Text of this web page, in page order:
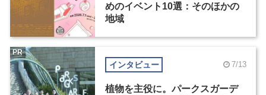
めのイベント10選：そのほかの
地域
インタビュー 7/13
植物を主役に。パークスガーデ
PR